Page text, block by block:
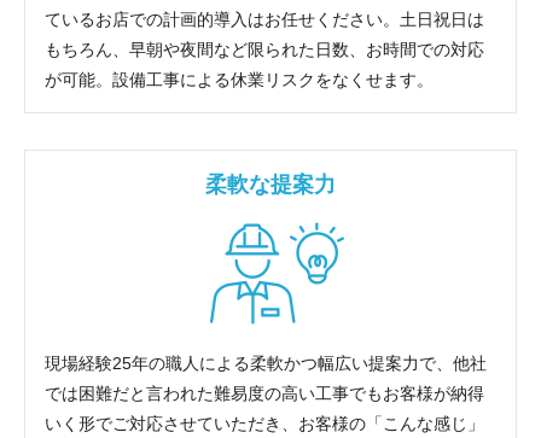
ているお店での計画的導入はお任せください。土日祝日は
もちろん、早朝や夜間など限られた日数、お時間での対応
が可能。設備工事による休業リスクをなくせます。
柔軟な提案力
現場経験25年の職人による柔軟かつ幅広い提案力で、他社
では困難だと言われた難易度の高い工事でもお客様が納得
いく形でご対応させていただき、お客様の「こんな感じ」